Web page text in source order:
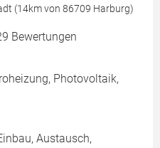
(14km von 86709 Harburg)
Bewertungen
Photovoltaik,
Austausch,